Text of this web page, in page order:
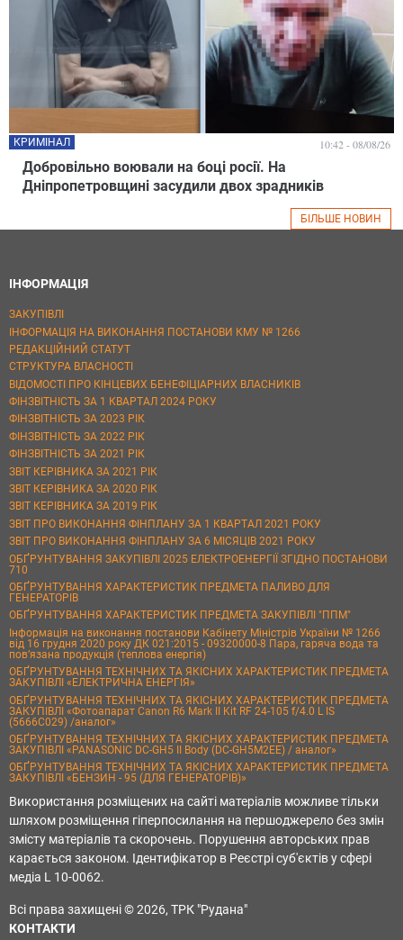
Добровільно воювали на боці росії. На
Дніпропетровщині засудили двох зрадників
КРИМІНАЛ 10:42 - 08/08/26
БІЛЬШЕ НОВИН
ІНФОРМАЦІЯ
ЗАКУПІВЛІ
ІНФОРМАЦІЯ НА ВИКОНАННЯ ПОСТАНОВИ КМУ № 1266
РЕДАКЦІЙНИЙ СТАТУТ
СТРУКТУРА ВЛАСНОСТІ
ВІДОМОСТІ ПРО КІНЦЕВИХ БЕНЕФІЦІАРНИХ ВЛАСНИКІВ
ФІНЗВІТНІСТЬ ЗА 1 КВАРТАЛ 2024 РОКУ
ФІНЗВІТНІСТЬ ЗА 2023 РІК
ФІНЗВІТНІСТЬ ЗА 2022 РІК
ФІНЗВІТНІСТЬ ЗА 2021 РІК
ЗВІТ КЕРІВНИКА ЗА 2021 РІК
ЗВІТ КЕРІВНИКА ЗА 2020 РІК
ЗВІТ КЕРІВНИКА ЗА 2019 РІК
ЗВІТ ПРО ВИКОНАННЯ ФІНПЛАНУ ЗА 1 КВАРТАЛ 2021 РОКУ
ЗВІТ ПРО ВИКОНАННЯ ФІНПЛАНУ ЗА 6 МІСЯЦІВ 2021 РОКУ
ОБҐРУНТУВАННЯ ЗАКУПІВЛІ 2025 ЕЛЕКТРОЕНЕРГІЇ ЗГІДНО ПОСТАНОВИ
710
ОБҐРУНТУВАННЯ ХАРАКТЕРИСТИК ПРЕДМЕТА ПАЛИВО ДЛЯ
ГЕНЕРАТОРІВ
ОБҐРУНТУВАННЯ ХАРАКТЕРИСТИК ПРЕДМЕТА ЗАКУПІВЛІ "ППМ"
Інформація на виконання постанови Кабінету Міністрів України № 1266
від 16 грудня 2020 року ДК 021:2015 - 09320000-8 Пара, гаряча вода та
пов’язана продукція (теплова енергія)
ОБҐРУНТУВАННЯ ТЕХНІЧНИХ ТА ЯКІСНИХ ХАРАКТЕРИСТИК ПРЕДМЕТА
ЗАКУПІВЛІ «ЕЛЕКТРИЧНА ЕНЕРГІЯ»
ОБҐРУНТУВАННЯ ТЕХНІЧНИХ ТА ЯКІСНИХ ХАРАКТЕРИСТИК ПРЕДМЕТА
ЗАКУПІВЛІ «Фотоапарат Canon R6 Mark II Kit RF 24-105 f/4.0 L IS
(5666C029) /аналог»
ОБҐРУНТУВАННЯ ТЕХНІЧНИХ ТА ЯКІСНИХ ХАРАКТЕРИСТИК ПРЕДМЕТА
ЗАКУПІВЛІ «PANASONIC DC-GH5 II Body (DC-GH5M2EE) / аналог»
ОБҐРУНТУВАННЯ ТЕХНІЧНИХ ТА ЯКІСНИХ ХАРАКТЕРИСТИК ПРЕДМЕТА
ЗАКУПІВЛІ «БЕНЗИН - 95 (ДЛЯ ГЕНЕРАТОРІВ)»
Використання розміщених на сайті матеріалів можливе тільки
шляхом розміщення гіперпосилання на першоджерело без змін
змісту матеріалів та скорочень. Порушення авторських прав
карається законом. Ідентифікатор в Реєстрі суб'єктів у сфері
медіа L 10-0062.
Всі права захищені © 2026, ТРК "Рудана"
КОНТАКТИ